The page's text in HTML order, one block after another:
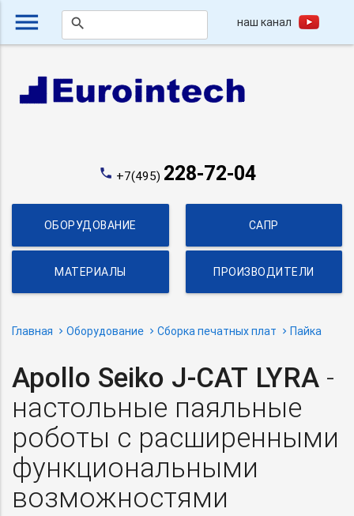
menu search наш канал
phone +7(495) 228-72-04
ОБОРУДОВАНИЕ САПР
МАТЕРИАЛЫ ПРОИЗВОДИТЕЛИ
Главная Оборудование Сборка печатных плат Пайка
Apollo Seiko J-CAT LYRA -
настольные паяльные
роботы с расширенными
функциональными
возможностями